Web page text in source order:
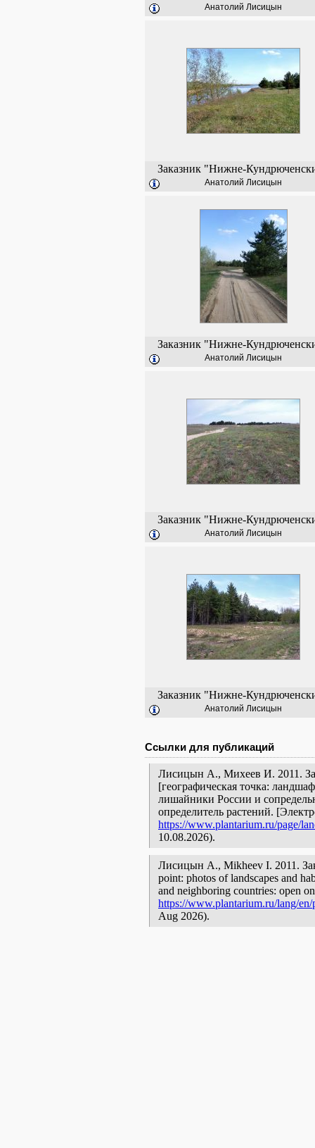
Анатолий Лисицын
Заказник "Нижне-
Анатолий Лисицын
Заказник "Нижне-
Анатолий Лисицын
Заказник "Нижне-
Анатолий Лисицын
Заказник "Нижне-
Анатолий Лисицын
Ссылки для публикаций
Лисицын А., Михеев И. 2011.
[географическая точка:
лишайники России и
определитель растений.
https://www.plantarium.ru/page/
10.08.2026).
Лисицын А., Mikheev I. 2011.
point: photos of landscapes and
and neighboring countries: open
https://www.plantarium.ru/lang/
Aug 2026).